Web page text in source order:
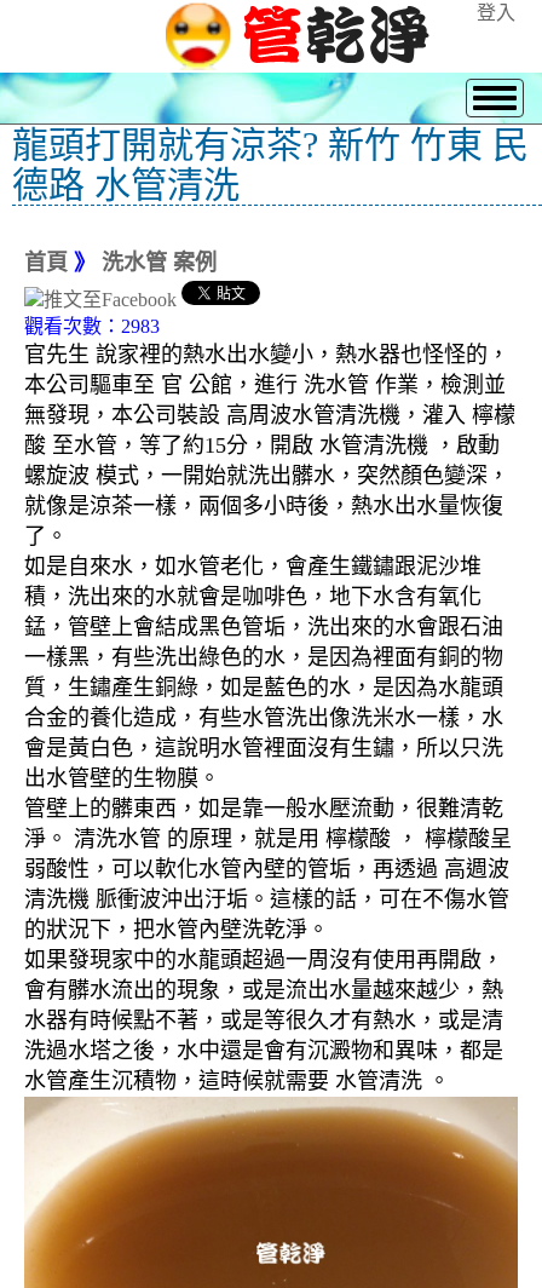
登入
龍頭打開就有涼茶? 新竹 竹東 民
德路 水管清洗
首頁 》 洗水管 案例
觀看次數：2983
官先生 說家裡的熱水出水變小，熱水器也怪怪的，
本公司驅車至 官 公館，進行 洗水管 作業，檢測並
無發現，本公司裝設 高周波水管清洗機，灌入 檸檬
酸 至水管，等了約15分，開啟 水管清洗機 ，啟動
螺旋波 模式，一開始就洗出髒水，突然顏色變深，
就像是涼茶一樣，兩個多小時後，熱水出水量恢復
了。
如是自來水，如水管老化，會產生鐵鏽跟泥沙堆
積，洗出來的水就會是咖啡色，地下水含有氧化
錳，管壁上會結成黑色管垢，洗出來的水會跟石油
一樣黑，有些洗出綠色的水，是因為裡面有銅的物
質，生鏽產生銅綠，如是藍色的水，是因為水龍頭
合金的養化造成，有些水管洗出像洗米水一樣，水
會是黃白色，這說明水管裡面沒有生鏽，所以只洗
出水管壁的生物膜。
管壁上的髒東西，如是靠一般水壓流動，很難清乾
淨。 清洗水管 的原理，就是用 檸檬酸 ， 檸檬酸呈
弱酸性，可以軟化水管內壁的管垢，再透過 高週波
清洗機 脈衝波沖出汙垢。這樣的話，可在不傷水管
的狀況下，把水管內壁洗乾淨。
如果發現家中的水龍頭超過一周沒有使用再開啟，
會有髒水流出的現象，或是流出水量越來越少，熱
水器有時候點不著，或是等很久才有熱水，或是清
洗過水塔之後，水中還是會有沉澱物和異味，都是
水管產生沉積物，這時候就需要 水管清洗 。